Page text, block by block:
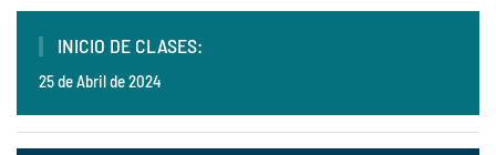
INICIO DE CLASES:
25 de Abril de 2024